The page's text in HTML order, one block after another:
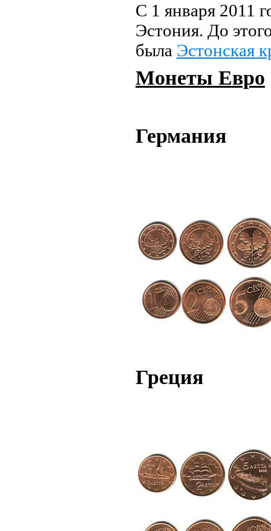
С 1 января 2011
Эстония. До
была Эстонская
Монеты Евро
Германия
Греция